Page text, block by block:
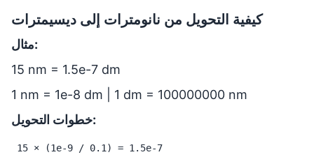
كيفية التحويل من نانومترات إلى ديسيمترات
مثال:
15 nm = 1.5e-7 dm
1 nm = 1e-8 dm | 1 dm = 100000000 nm
خطوات التحويل:
15 × (1e-9 / 0.1) = 1.5e-7